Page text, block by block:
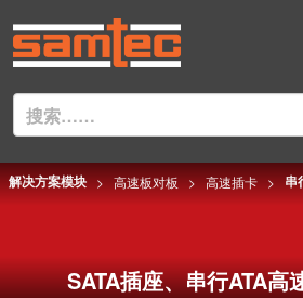
解决方案模块 高速板对板 高速插卡 串
SATA插座、串行ATA高